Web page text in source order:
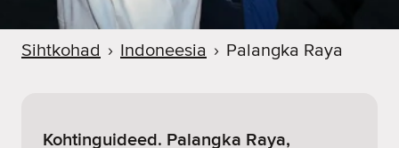
Sihtkohad › Indoneesia › Palangka Raya
Kohtinguideed. Palangka Raya,